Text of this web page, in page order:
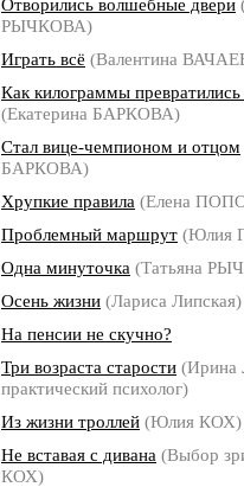
Отворились волшебные двери
РЫЧКОВА)
Играть всё (Валентина
Как килограммы
(Екатерина БАРКОВА)
Стал вице-чемпионом и отцом
БАРКОВА)
Хрупкие правила (Елена
Проблемный маршрут (Юлия
Одна минуточка (Татьяна
Осень жизни (Лариса Липская)
На пенсии не скучно?
Три возраста старости
практический психолог)
Из жизни троллей (Юлия КОХ)
Не вставая с дивана (Выбор
КОХ)